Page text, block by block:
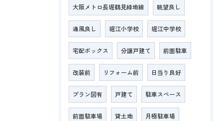
大阪メトロ長堀鶴見緑地線 眺望良し
通風良し 堀江小学校 堀江中学校
宅配ボックス 分譲戸建て 前面駐車
改装前 リフォーム前 日当り良好
プラン図有 戸建て 駐車スペース
前面駐車場 貸土地 月極駐車場